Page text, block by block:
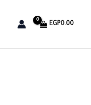
EGP0.00